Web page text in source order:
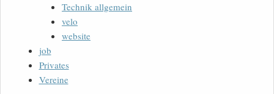
Technik allgemein
velo
website
job
Privates
Vereine